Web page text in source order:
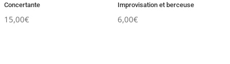
Concertante
15,00€
Improvisation et berceuse
6,00€